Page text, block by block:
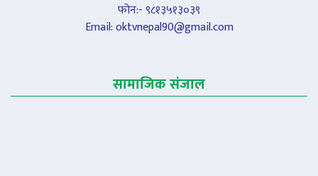
फोन:- ९८१३५१३०३९
Email:oktvnepal90@gmail.com
सामाजिक संजाल